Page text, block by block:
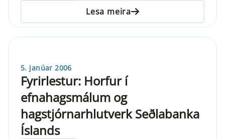
Lesa meira
5. janúar 2006
Fyrirlestur: Horfur í
efnahagsmálum og
hagstjórnarhlutverk Seðlabanka
Íslands